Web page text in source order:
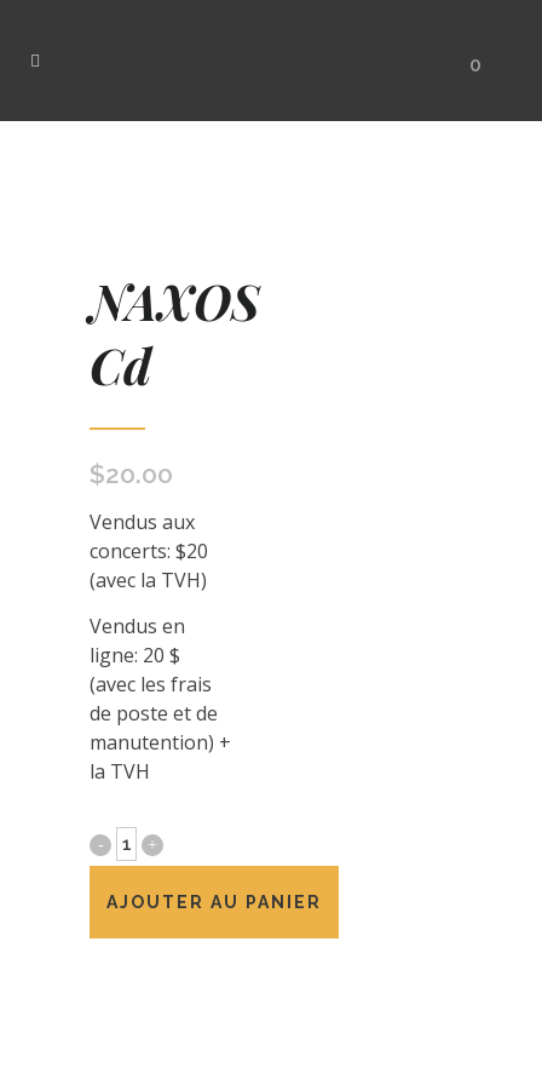
0
NAXOS
Cd
$20.00
Vendus aux
concerts: $20
(avec la TVH)
Vendus en
ligne: 20 $
(avec les frais
de poste et de
manutention) +
la TVH
NAXOS
AJOUTER AU PANIER